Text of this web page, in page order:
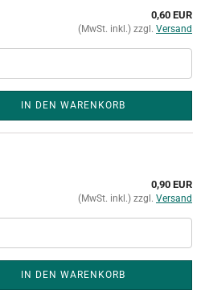
0,60 EUR
(MwSt. inkl.) zzgl. Versand
IN DEN WARENKORB
0,90 EUR
(MwSt. inkl.) zzgl. Versand
IN DEN WARENKORB